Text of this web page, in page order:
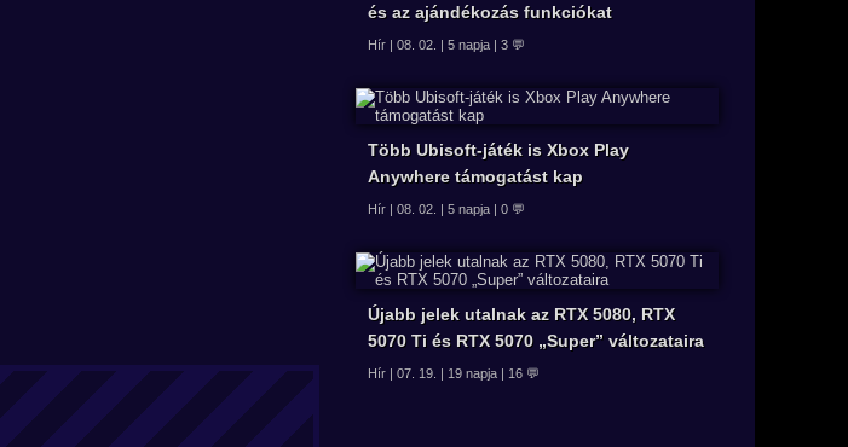
és az ajándékozás funkciókat
Hír | 08. 02. | 5 napja | 3 💬
Több Ubisoft-játék is Xbox Play
Anywhere támogatást kap
Hír | 08. 02. | 5 napja | 0 💬
Újabb jelek utalnak az RTX 5080, RTX
5070 Ti és RTX 5070 „Super” változataira
Hír | 07. 19. | 19 napja | 16 💬